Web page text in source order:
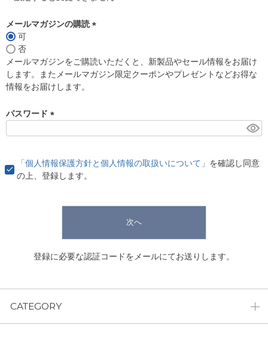
メールマガジンの購読
須
)
可
否
メールマガジンをご購読いただくと、新製品やセール情報をお届け
します。またメールマガジン限定クーポンやプレゼントなどお得な
情報をお届けします。
パスワード
)
「個人情報保護方針と個人情報の取扱いについて」 を確認し同意
の上、登録します。
次へ
登録に必要な認証コードをメールにてお送りします。
CATEGORY